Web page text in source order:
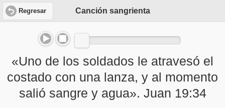
Regresar Canción sangrienta
«Uno de los soldados le atravesó el
costado con una lanza, y al momento
salió sangre y agua». Juan 19:34